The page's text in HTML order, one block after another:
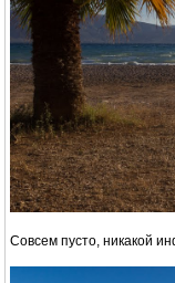
Совсем пусто, никакой